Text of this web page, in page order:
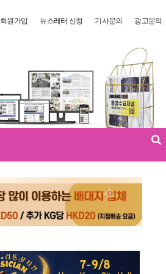
회원가입 뉴스레터 신청 기사문의 광고문의